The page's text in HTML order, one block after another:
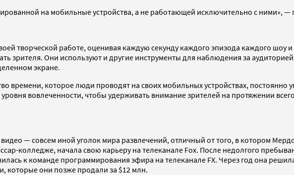
на мобильные устройства, а не работающей исключительно с ними», —
творческой работе, оценивая каждую секунду каждого эпизода каждого шоу
зрителя. Они используют и другие инструменты для наблюдения за
экране.
времени, которое люди проводят на своих мобильных устройствах, постоянно
вовлеченности, чтобы удерживать внимание зрителей на протяжении
— совсем иной уголок мира развлечений, отличный от того, в котором
колледже, начала свою карьеру на телеканале Fox. После недолгого
к команде программирования эфира на телеканале FX. Через год она
которые они позже продали за $12 млн.